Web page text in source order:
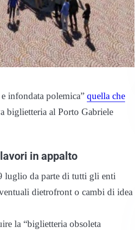
infondata polemica” quella che
biglietteria al Porto Gabriele
in appalto
luglio da parte di tutti gli enti
dietrofront o cambi di idea
la “biglietteria obsoleta